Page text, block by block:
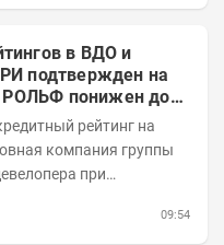
в ВДО и
подтвержден на
РОЛЬФ понижен до
на уровне BBB.ru)
при
09:54